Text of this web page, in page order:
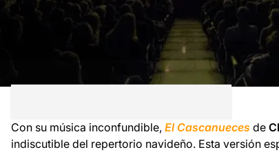
Con su música inconfundible, El Cascanueces de
indiscutible del repertorio navideño. Esta versión